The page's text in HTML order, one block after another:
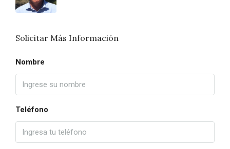
Solicitar Más Información
Nombre
Teléfono